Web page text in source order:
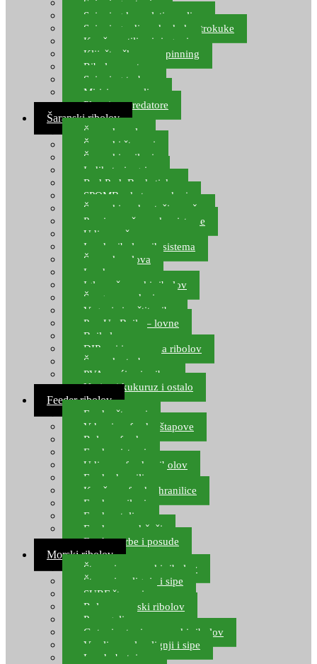
Spinning setovi
Spinning kompleti varalica
Spinning udice, dvokuke, trokuke
Kopče, vrtilice i ringovi
Kliješta, škare za spinning
Ribolov pastrve
Spinning torbe
Mirisi za varalice
Plovci za predatore
Šaranski ribolov
Šaranske role
Šaranski štapovi
Šaranski najloni
Indikatori ugriza
Rod Pod, Banksticks
SPOMB rakete, markeri
Šaranski podmetači, mreže
Pernice za šaranske sisteme
Udice za šarana, amura
Izrada ribolovnih sistema
Šaranska olova
Leadcore
Igle za šaranski ribolov
Špage, upredenice
Vaganje i zaštita ribe
Pop Up Boile – lovne
Boile lovne
DIP-ovi i arome za ribolov
Šaranske torbe
PVA vrećice i pribor
Umjetni kukuruz i ostalo
Feeder ribolov
Feeder štapovi
Vrhovi za feeder štapove
Role za feeder
Feeder sistemi
Udice za feeder ribolov
Feeder hranilice
Kopče za feeder hranilice
Feeder najloni
Feeder stolice
Feeder arm držači
Feeder torbe i posude
Morski ribolov
Štapovi za morski ribolov
Štapovi za lignje i sipe
SURF štapovi
Role za morski ribolov
Parangali
Gotovi setovi za morski ribolov
Varalice za lov lignji i sipe
Lov hobotnice